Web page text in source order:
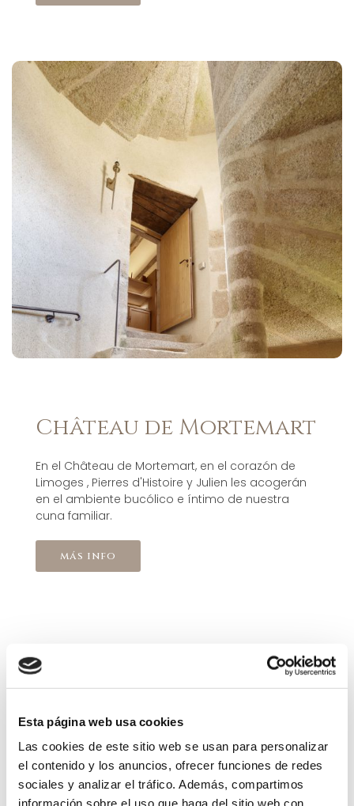
Esta página web usa cookies
Las cookies de este sitio web se usan para personalizar
el contenido y los anuncios, ofrecer funciones de redes
sociales y analizar el tráfico. Además, compartimos
información sobre el uso que haga del sitio web con
Château de Mortemart
En el Château de Mortemart, en el corazón de
Limoges , Pierres d'Histoire y Julien les acogerán
en el ambiente bucólico e íntimo de nuestra
cuna familiar.
más info
Les esperamos para una gran aventura y les
profesionales, para que sea el evento y la experiencia de
Con mucho gusto les abrimos nuestras casas. Nuestro
deseo es que ustedes se sientan felices, “en casa”, como
“en casa”, para vivir con nosotros tanto un momento